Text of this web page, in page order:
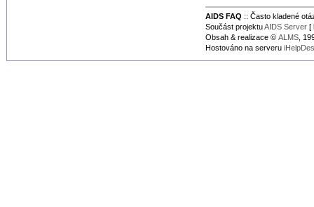
AIDS FAQ :: Často kladené
Součást projektuAIDS Server [
Obsah & realizace © ALMS ,
Hostováno na serveru